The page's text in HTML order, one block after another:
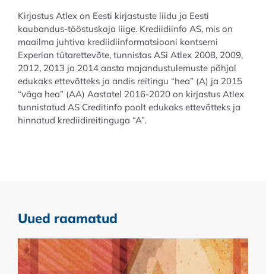
Kirjastus Atlex on Eesti kirjastuste liidu ja Eesti
kaubandus-tööstuskoja liige. Krediidiinfo AS, mis on
maailma juhtiva krediidiinformatsiooni kontserni
Experian tütarettevõte, tunnistas ASi Atlex 2008, 2009,
2012, 2013 ja 2014 aasta majandustulemuste põhjal
edukaks ettevõtteks ja andis reitingu “hea” (A) ja 2015
“väga hea” (AA) Aastatel 2016-2020 on kirjastus Atlex
tunnistatud AS Creditinfo poolt edukaks ettevõtteks ja
hinnatud krediidireitinguga “A”.
Uued raamatud